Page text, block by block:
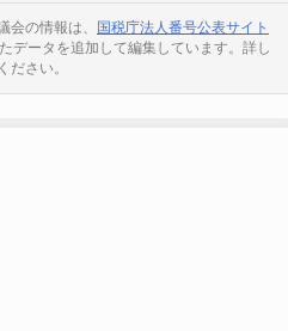
会の情報は、
国税庁法人番号公表サイト
データを追加して編集しています。詳し
ださい。